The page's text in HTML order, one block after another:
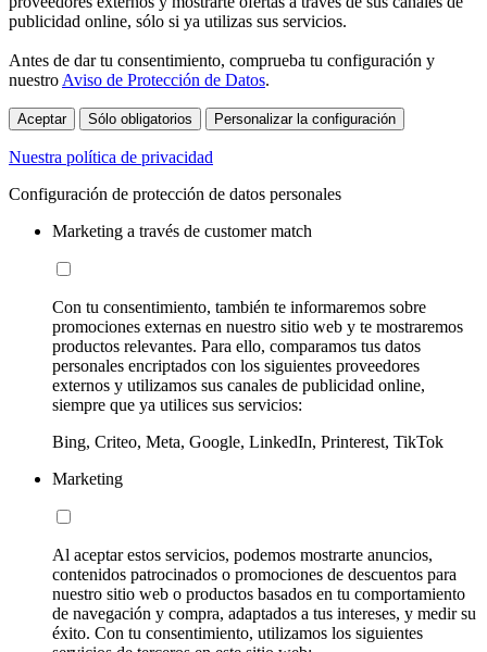
publicidad online, sólo si ya utilizas sus servicios.
Antes de dar tu consentimiento, comprueba tu configuración y
nuestro Aviso de Protección de Datos.
Aceptar Sólo obligatorios Personalizar la configuración
Nuestra política de privacidad
Configuración de protección de datos personales
Marketing a través de customer match
Con tu consentimiento, también te informaremos sobre
promociones externas en nuestro sitio web y te mostraremos
productos relevantes. Para ello, comparamos tus datos
personales encriptados con los siguientes proveedores
externos y utilizamos sus canales de publicidad online,
siempre que ya utilices sus servicios:
Bing, Criteo, Meta, Google, LinkedIn, Printerest, TikTok
Marketing
Al aceptar estos servicios, podemos mostrarte anuncios,
contenidos patrocinados o promociones de descuentos para
nuestro sitio web o productos basados en tu comportamiento
de navegación y compra, adaptados a tus intereses, y medir su
éxito. Con tu consentimiento, utilizamos los siguientes